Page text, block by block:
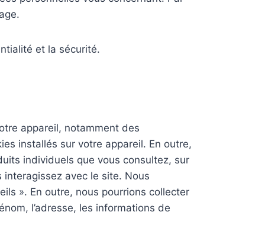
et la sécurité.
appareil, notamment des
installés sur votre appareil. En outre,
individuels que vous consultez, sur
avec le site. Nous
». En outre, nous pourrions collecter
l’adresse, les informations de